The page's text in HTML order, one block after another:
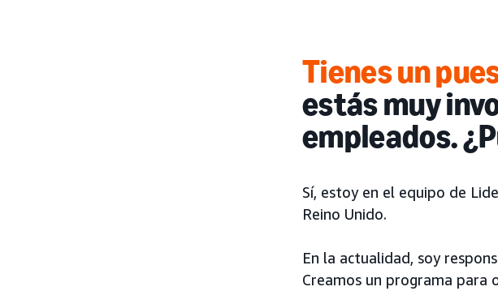
Tienes un
estás muy
empleados.
Sí, estoy en el equipo de
Reino Unido.
En la actualidad, soy
Creamos un programa